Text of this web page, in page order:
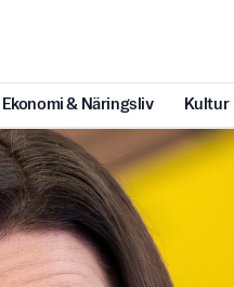
Ekonomi & Näringsliv Kultur